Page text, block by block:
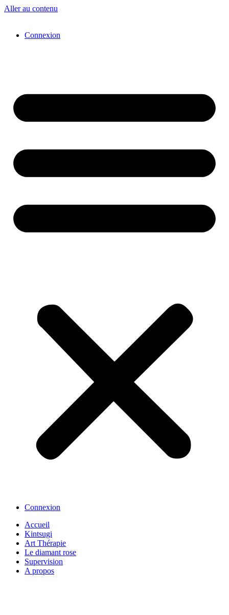
Aller au contenu
Connexion
Connexion
Accueil
Kintsugi
Art Thérapie
Le diamant rose
Supervision
A propos